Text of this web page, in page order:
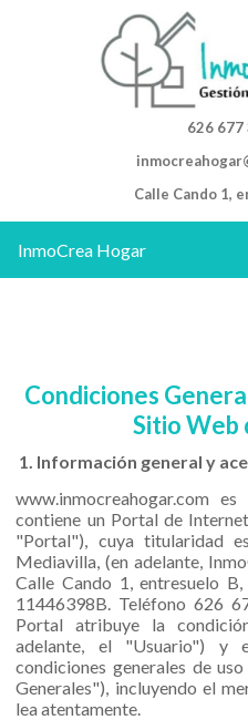
626 677
Calle Cando 1,
InmoCrea Hogar
Condiciones
Sitio Web
1. Información general y
www.inmocreahogar.com
contiene un Portal de
"Portal"), cuya titularidad
Mediavilla, (en adelante,
Calle Cando 1, entresuelo
11446398B. Teléfono 626
Portal atribuye la
adelante, el "Usuario") y
condiciones generales de
Generales"), incluyendo el
lea atentamente.